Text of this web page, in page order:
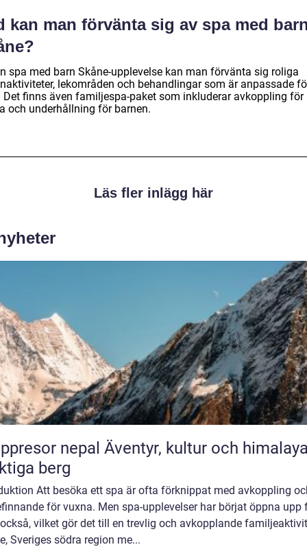
kan man förvänta sig av spa med
spa med barn Skåne-upplevelse kan man förvänta sig roliga
lekområden och behandlingar som är anpassade
Det finns även familjespa-paket som inkluderar avkoppling för
och underhållning för barnen.
Läs fler inlägg här
nepal Äventyr, kultur och himalayas
berg
Att besöka ett spa är ofta förknippat med avkoppling
för vuxna. Men spa-upplevelser har börjat öppna upp
vilket gör det till en trevlig och avkopplande
Sveriges södra region me...